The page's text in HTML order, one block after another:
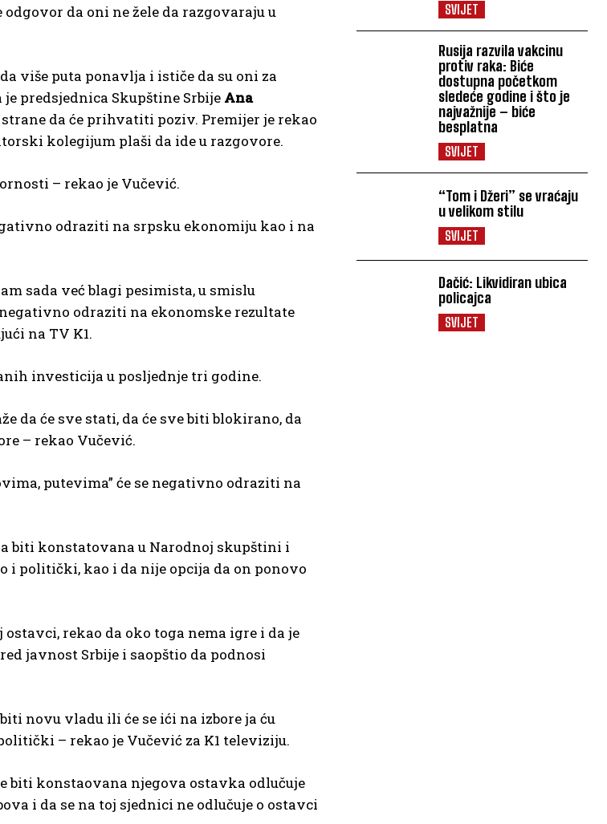
SVIJET
Rusija razvila vakcinu
protiv raka: Biće
dostupna početkom
sledeće godine i što je
najvažnije – biće
besplatna
SVIJET
“Tom i Džeri” se vraćaju
u velikom stilu
SVIJET
Dačić: Likvidiran ubica
policajca
SVIJET
da oni ne žele da razgovaraju u
više puta ponavlja i ističe da su oni za
predsjednica Skupštine Srbije Ana
da će prihvatiti poziv. Premijer je rekao
kolegijum plaši da ide u razgovore.
– rekao je Vučević.
odraziti na srpsku ekonomiju kao i na
sada već blagi pesimista, u smislu
odraziti na ekonomske rezultate
na TV K1.
investicija u posljednje tri godine.
da će sve stati, da će sve biti blokirano, da
– rekao Vučević.
putevima” će se negativno odraziti na
biti konstatovana u Narodnoj skupštini i
i politički, kao i da nije opcija da on ponovo
rekao da oko toga nema igre i da je
javnost Srbije i saopštio da podnosi
novu vladu ili će se ići na izbore ja ću
– rekao je Vučević za K1 televiziju.
biti konstaovana njegova ostavka odlučuje
i da se na toj sjednici ne odlučuje o ostavci